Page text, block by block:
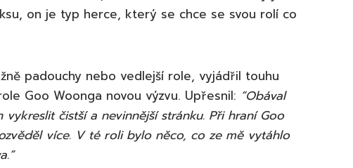
on je typ herce, který se chce se svou rolí co
padouchy nebo vedlejší role, vyjádřil touhu
Goo Woonga novou výzvu. Upřesnil: “Obával
čistší a nevinnější stránku. Při hraní Goo
více. V té roli bylo něco, co ze mě vytáhlo